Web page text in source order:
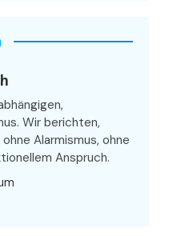
Wir berichten,
Alarmismus, ohne
Anspruch.